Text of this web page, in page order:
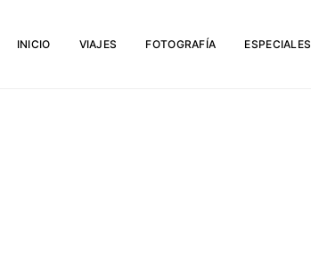
INICIO VIAJES FOTOGRAFÍA ESPECIALES